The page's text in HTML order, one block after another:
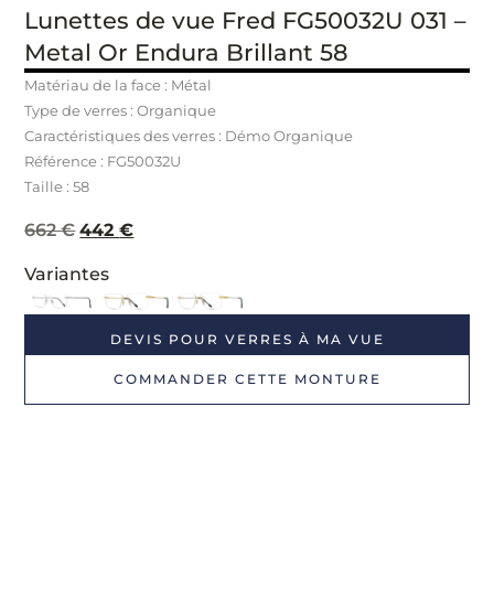
Lunettes de vue Fred FG50032U 031 –
Metal Or Endura Brillant 58
Matériau de la face : Métal
Type de verres : Organique
Caractéristiques des verres : Démo Organique
Référence : FG50032U
Taille : 58
662€ 442€
Variantes
DEVIS POUR VERRES À MA VUE
COMMANDER CETTE MONTURE